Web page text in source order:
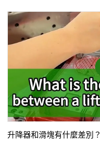
心。
升降器和滑塊有什麼差別？